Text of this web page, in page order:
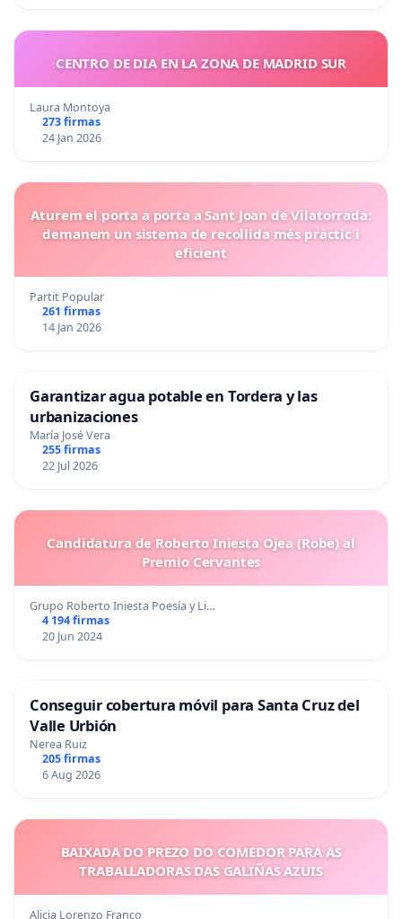
CENTRO DE DIA EN LA ZONA DE MADRID SUR
Laura Montoya
273 firmas
24 Jan 2026
Aturem el porta a porta a Sant Joan de Vilatorrada:
demanem un sistema de recollida més pràctic i
eficient
Partit Popular
261 firmas
14 Jan 2026
Garantizar agua potable en Tordera y las
urbanizaciones
María José Vera
255 firmas
22 Jul 2026
Candidatura de Roberto Iniesta Ojea (Robe) al
Premio Cervantes
Grupo Roberto Iniesta Poesía y Li…
4 194 firmas
20 Jun 2024
Conseguir cobertura móvil para Santa Cruz del
Valle Urbión
Nerea Ruiz
205 firmas
6 Aug 2026
BAIXADA DO PREZO DO COMEDOR PARA AS
TRABALLADORAS DAS GALIÑAS AZUIS
Alicia Lorenzo Franco